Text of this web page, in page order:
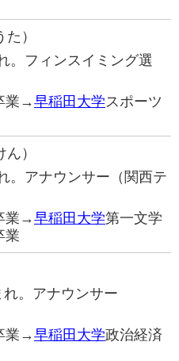
）
。フィンスイミング選
業→早稲田大学スポーツ
）
。アナウンサー（関西テ
業→早稲田大学第一文学
業
。アナウンサー
業→早稲田大学政治経済